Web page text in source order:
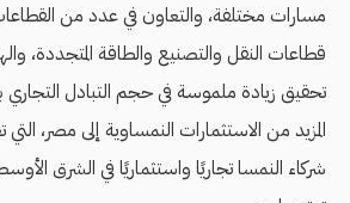
مسارات مختلفة، والتعاون في عدد من
قطاعات النقل والتصنيع والطاقة المتجددة،
تحقيق زيادة ملموسة في حجم التبادل
المزيد من الاستثمارات النمساوية إلى مصر،
شركاء النمسا تجاريًا واستثماريًا في الشرق